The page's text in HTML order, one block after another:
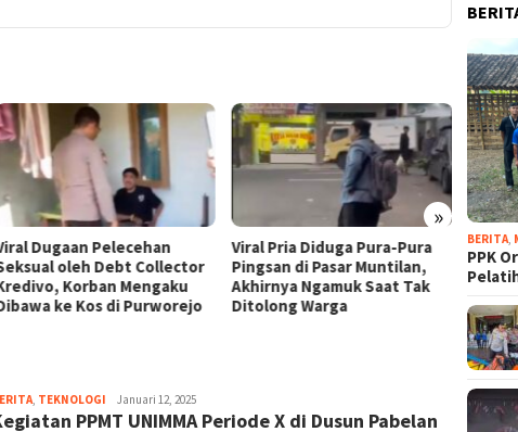
»
Viral Pria Diduga Pura-Pura
Pingsan di Pasar Muntilan,
Akhirnya Ngamuk Saat Tak
Ditolong Warga
Demi Merawat Ibu yang
Mengalami Depresi, Septian
Rela Resign dan Berjualan
Tahu Krispi di Rumah
, TEKNOLOGI magelangnews
Januari 12, 2025
PPMT UNIMMA Periode X di Dusun Pabelan
BERITA,
PPK